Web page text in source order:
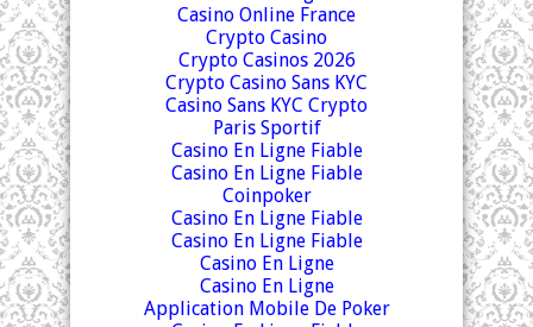
Casino Online France
Crypto Casino
Crypto Casinos 2026
Crypto Casino Sans KYC
Casino Sans KYC Crypto
Paris Sportif
Casino En Ligne Fiable
Casino En Ligne Fiable
Coinpoker
Casino En Ligne Fiable
Casino En Ligne Fiable
Casino En Ligne
Casino En Ligne
Application Mobile De Poker